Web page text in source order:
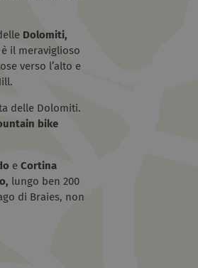
Dolomiti,
il meraviglioso
verso l’alto e
delle Dolomiti.
bike
e Cortina
lungo ben 200
di Braies, non